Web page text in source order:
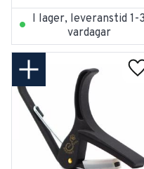
I lager, leveranstid 1-3
vardagar